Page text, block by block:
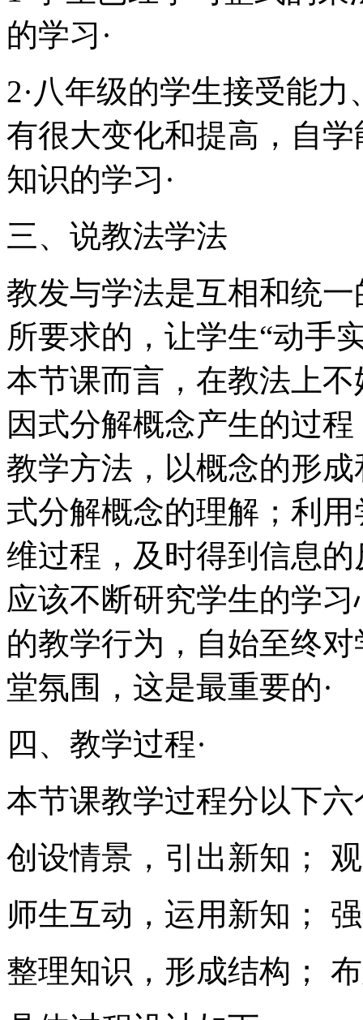
的学习·
2·八年级的学生接受能
有很大变化和提高，自
知识的学习·
三、说教法学法
教发与学法是互相和统
所要求的，让学生“动手
本节课而言，在教法上
因式分解概念产生的过
教学方法，以概念的形
式分解概念的理解；利
维过程，及时得到信息
应该不断研究学生的学
的教学行为，自始至终
堂氛围，这是最重要的·
四、教学过程·
本节课教学过程分以下
创设情景，引出新知；
师生互动，运用新知；
整理知识，形成结构；